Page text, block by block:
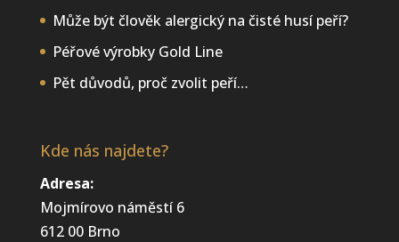
Může být člověk alergický na čisté husí peří?
Péřové výrobky Gold Line
Pět důvodů, proč zvolit peří…
Kde nás najdete?
Adresa:
Mojmírovo náměstí 6
612 00 Brno